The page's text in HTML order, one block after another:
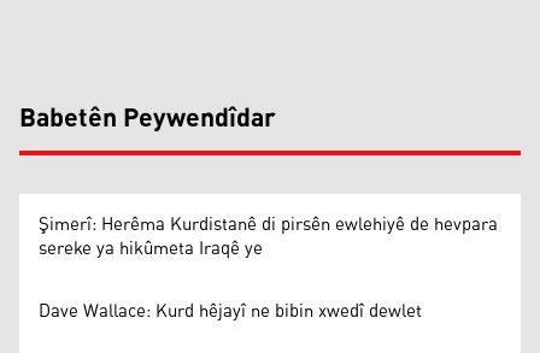
Babetên Peywendîdar
Şimerî: Herêma Kurdistanê di pirsên ewlehiyê de hevpara
sereke ya hikûmeta Iraqê ye
Dave Wallace: Kurd hêjayî ne bibin xwedî dewlet